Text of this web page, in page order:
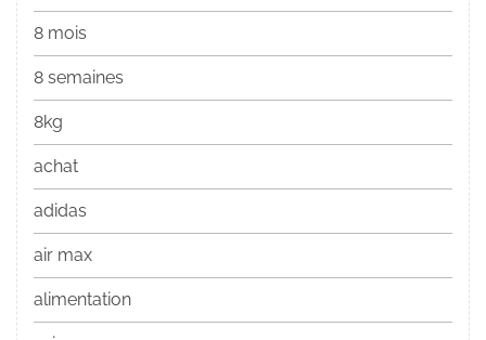
8 mois
8 semaines
8kg
achat
adidas
air max
alimentation